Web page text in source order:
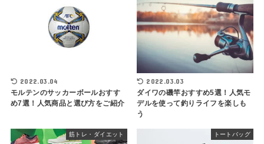
2022.03.04
モルテンのサッカーボールおすす
め7選！人気商品と選び方をご紹介
2022.03.03
ダイワの磯竿おすすめ5選！人気モ
デルを使って釣りライフを楽しも
う
筋トレ・ダイエット トートバッグ